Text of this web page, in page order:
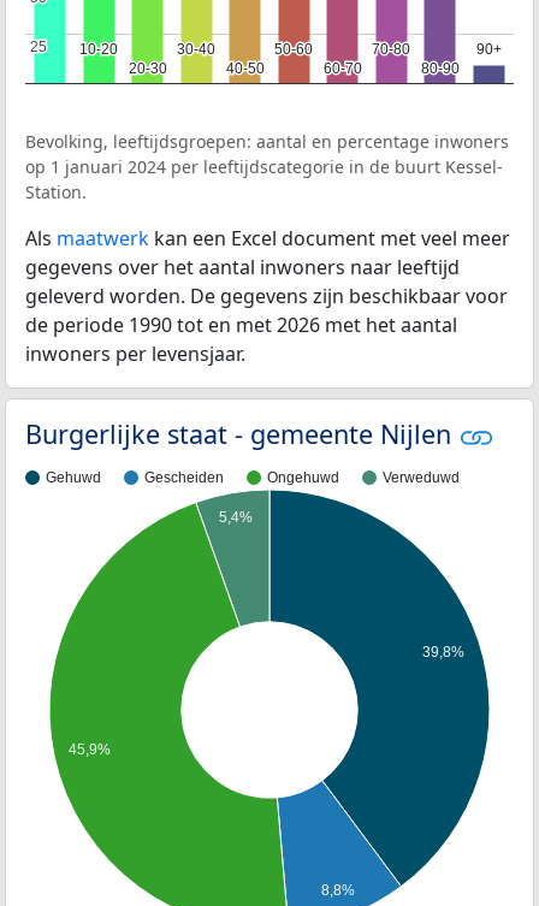
10-20
10-20
20-30
20-30
30-40
30-40
40-50
40-50
50-60
50-60
60-70
60-70
70-80
70-80
80-90
80-90
90+
90+
25
25
Bevolking, leeftijdsgroepen: aantal en percentage inwoners
op 1 januari 2024 per leeftijdscategorie in de buurt Kessel-
Station.
Als maatwerk kan een Excel document met veel meer
gegevens over het aantal inwoners naar leeftijd
geleverd worden. De gegevens zijn beschikbaar voor
de periode 1990 tot en met 2026 met het aantal
inwoners per levensjaar.
Burgerlijke staat - gemeente Nijlen
Gehuwd Gescheiden Ongehuwd Verweduwd
39,8%
8,8%
5,4%
45,9%